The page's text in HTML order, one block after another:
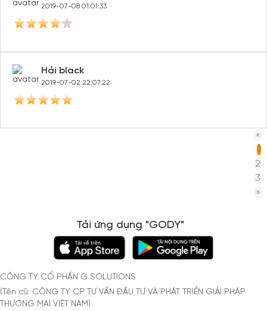
2019-07-08 01:01:33
Hải black
2019-07-02 22:07:22
«
1
2
3
»
Tải ứng dụng "GODY"
CÔNG TY CỔ PHẦN G SOLUTIONS
(Tên cũ: CÔNG TY CP TƯ VẤN ĐẦU TƯ VÀ PHÁT TRIỂN GIẢI PHÁP
THƯƠNG MẠI VIỆT NAM)